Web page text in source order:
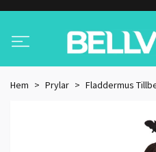
Hem Prylar Fladdermus